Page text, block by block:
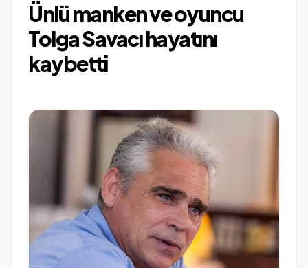
Ünlü manken ve oyuncu
Tolga Savacı hayatını
kaybetti